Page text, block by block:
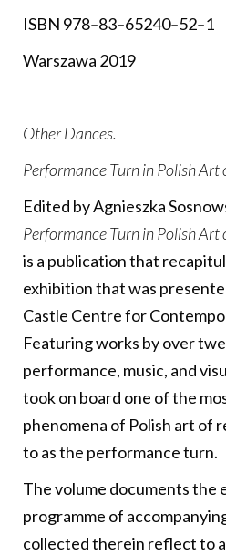
ISBN 978–83–65240–52–1
Warszawa 2019
Other Dances.
Performance Turn in Polish
Edited by Agnieszka
Performance Turn in Polish
is a publication that
exhibition that was
Castle Centre for
Featuring works by over
performance, music, and
took on board one of the
phenomena of Polish art of
to as the performance turn.
The volume documents the
programme of
collected therein reflect to